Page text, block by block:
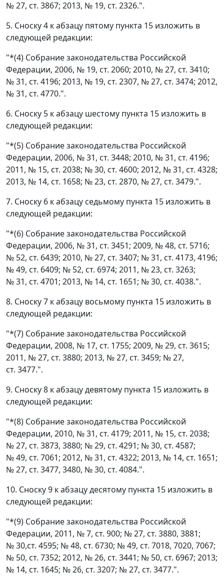
№ 27, ст. 3867; 2013, № 19, ст. 2326.".
5. Сноску 4 к абзацу пятому пункта 15 изложить в
следующей редакции:
"*(4) Собрание законодательства Российской
Федерации, 2006, № 19, ст. 2060; 2010, № 27, ст. 3410;
№ 31, ст. 4196; 2013, № 19, ст. 2307, № 27, ст. 3474; 2012,
№ 31, ст. 4770.".
6. Сноску 5 к абзацу шестому пункта 15 изложить в
следующей редакции:
"*(5) Собрание законодательства Российской
Федерации, 2006, № 31, ст. 3448; 2010, № 31, ст. 4196;
2011, № 15, ст. 2038; № 30, ст. 4600; 2012, № 31, ст. 4328;
2013, № 14, ст. 1658; № 23, ст. 2870, № 27, ст. 3479.".
7. Сноску 6 к абзацу седьмому пункта 15 изложить в
следующей редакции:
"*(6) Собрание законодательства Российской
Федерации, 2006, № 31, ст. 3451; 2009, № 48, ст. 5716;
№ 52, ст. 6439; 2010, № 27, ст. 3407; № 31, ст. 4173, 4196;
№ 49, ст. 6409; № 52, ст. 6974; 2011, № 23, ст. 3263;
№ 31, ст. 4701; 2013, № 14, ст. 1651; № 30, ст. 4038.".
8. Сноску 7 к абзацу восьмому пункта 15 изложить в
следующей редакции:
"*(7) Собрание законодательства Российской
Федерации, 2008, № 17, ст. 1755; 2009, № 29, ст. 3615;
2011, № 27, ст. 3880; 2013, № 27, ст. 3459; № 27,
ст. 3477.".
9. Сноску 8 к абзацу девятому пункта 15 изложить в
следующей редакции:
"*(8) Собрание законодательства Российской
Федерации, 2010, № 31, ст. 4179; 2011, № 15, ст. 2038;
№ 27, ст. 3873, 3880; № 29, ст. 4291; № 30, ст. 4587;
№ 49, ст. 7061; 2012, № 31, ст. 4322; 2013, № 14, ст. 1651;
№ 27, ст. 3477, 3480, № 30, ст. 4084.".
10. Сноску 9 к абзацу десятому пункта 15 изложить в
следующей редакции:
"*(9) Собрание законодательства Российской
Федерации, 2011, № 7, ст. 900; № 27, ст. 3880, 3881;
№ 30,ст. 4595; № 48, ст. 6730; № 49, ст. 7018, 7020, 7067;
№ 50, ст. 7352; 2012, № 26, ст. 3441; № 50, ст. 6967; 2013;
№ 14, ст. 1645; № 26, ст. 3207; № 27, ст. 3477.".